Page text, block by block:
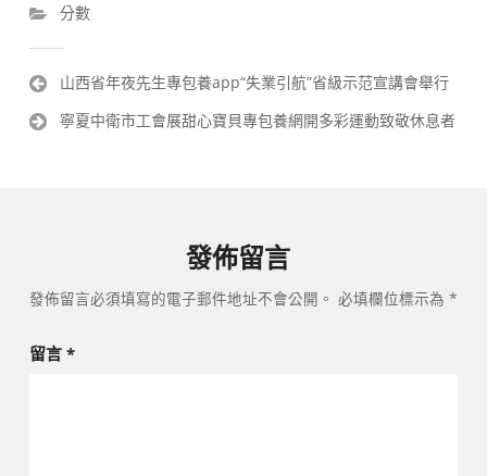
分數
文
導
山西省年夜先生專包養app“失業引航”省級示范宣講會舉行
寧夏中衛市工會展甜心寶貝專包養網開多彩運動致敬休息者
發佈留言
發佈留言必須填寫的電子郵件地址不會公開。 必填欄位標示為 *
留言 *